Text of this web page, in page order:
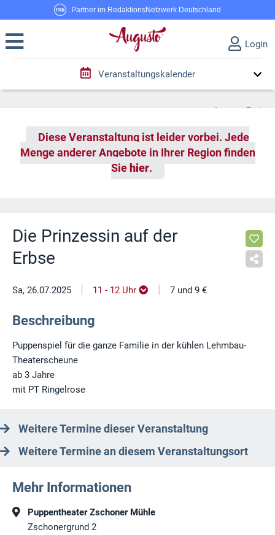
Partner im RedaktionsNetzwerk Deutschland
Login
Veranstaltungskalender
Diese Veranstaltung ist leider vorbei. Jede
Menge anderer Angebote in Ihrer Region finden
Sie hier.
Die Prinzessin auf der
Erbse
Sa, 26.07.2025 | 11 - 12 Uhr | 7 und 9 €
Beschreibung
Puppenspiel für die ganze Familie in der kühlen Lehmbau-
Theaterscheune
ab 3 Jahre
mit PT Ringelrose
Weitere Termine dieser Veranstaltung
Weitere Termine an diesem Veranstaltungsort
Mehr Informationen
Puppentheater Zschoner Mühle
Zschonergrund 2